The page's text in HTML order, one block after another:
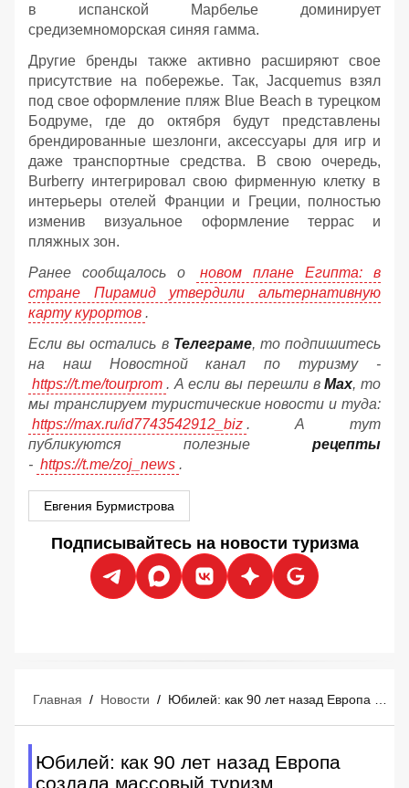
в испанской Марбелье доминирует
средиземноморская синяя гамма.
Другие бренды также активно расширяют свое
присутствие на побережье. Так, Jacquemus взял
под свое оформление пляж Blue Beach в турецком
Бодруме, где до октября будут представлены
брендированные шезлонги, аксессуары для игр и
даже транспортные средства. В свою очередь,
Burberry интегрировал свою фирменную клетку в
интерьеры отелей Франции и Греции, полностью
изменив визуальное оформление террас и
пляжных зон.
Ранее сообщалось о
новом плане Египта: в
стране Пирамид утвердили альтернативную
карту курортов .
Если вы остались в Телеграме, то подпишитесь
на наш Новостной канал по туризму -
https://t.me/tourprom . А если вы перешли вМах, то
мы транслируем туристические новости и туда:
https://max.ru/id7743542912_biz . А тут
публикуются полезные рецепты
- https://t.me/zoj_news .
Евгения Бурмистрова
Подписывайтесь на новости туризма
Главная / Новости / Юбилей: как 90 лет назад Европа создала массовый туризм
Юбилей: как 90 лет назад Европа
создала массовый туризм